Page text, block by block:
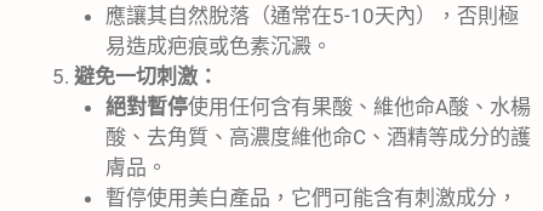
應讓其自然脫落（通常在5-10天內），否則極
易造成疤痕或色素沉澱。
避免一切刺激：
絕對暫停使用任何含有果酸、維他命A酸、水楊
酸、去角質、高濃度維他命C、酒精等成分的護
膚品。
暫停使用美白產品，它們可能含有刺激成分，